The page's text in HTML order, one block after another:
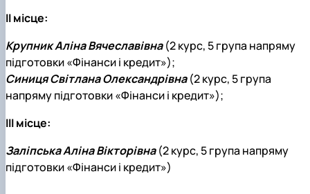
ІІ місце:
Крупник Аліна Вячеславівна(2 курс, 5 група напряму
підготовки «Фінанси і кредит»);
Синиця Світлана Олександрівна(2 курс, 5 група
напряму підготовки «Фінанси і кредит»);
ІІІ місце:
Заліпська Аліна Вікторівна(2 курс, 5 група напряму
підготовки «Фінанси і кредит»)